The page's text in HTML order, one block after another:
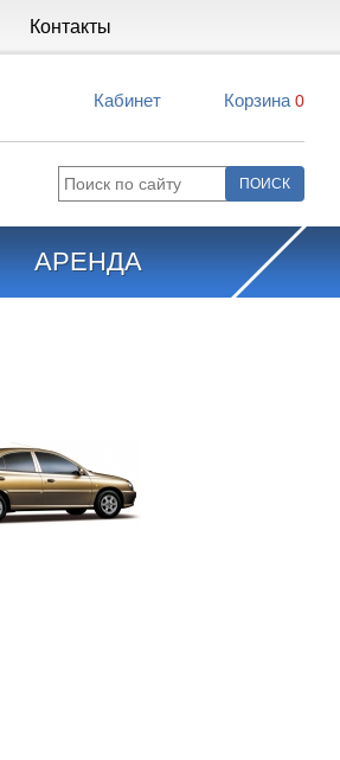
Контакты
Кабинет Корзина 0
АРЕНДА